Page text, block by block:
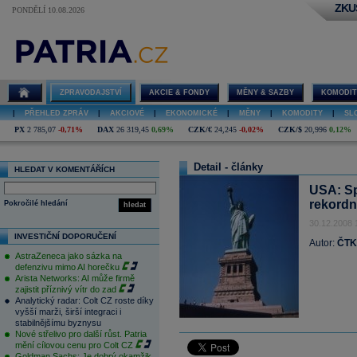
PONDĚLÍ 10.08.2026
ZPRAVODAJSTVÍ AKCIE & FONDY MĚNY & SAZBY
PŘEHLED ZPRÁV AKCIOVÉ EKONOMICKÉ MĚNY KOMODITY
PX 2 785,07 -0,71% DAX 26 319,45 0,69% CZK/€ 24,245 -0,02% CZK/$ 20,996 0,12%
HLEDAT V KOMENTÁŘÍCH
hledat
Pokročilé hledání
INVESTIČNÍ DOPORUČENÍ
AstraZeneca jako sázka na
defenzivu mimo AI horečku
Arista Networks: AI může firmě
zajistit příznivý vítr do zad
Analytický radar: Colt CZ roste díky
vyšší marži, širší integraci i
stabilnějšímu byznysu
Nové střelivo pro další růst. Patria
mění cílovou cenu pro Colt CZ
Detail - články
USA:
30.12.2008
Autor: ČTK